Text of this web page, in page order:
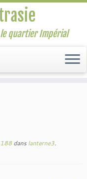
quartier Impérial
dans lanterne3.